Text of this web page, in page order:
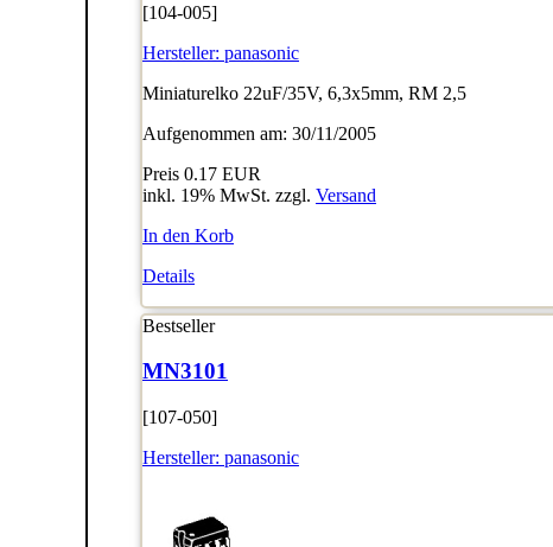
[104-005]
Hersteller: panasonic
Miniaturelko 22uF/35V, 6,3x5mm, RM 2,5
Aufgenommen am: 30/11/2005
Preis 0.17 EUR
inkl. 19% MwSt. zzgl. Versand
In den Korb
Details
Bestseller
MN3101
[107-050]
Hersteller: panasonic